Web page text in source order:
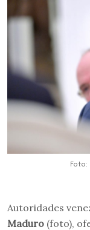
Autoridades
Maduro (foto),